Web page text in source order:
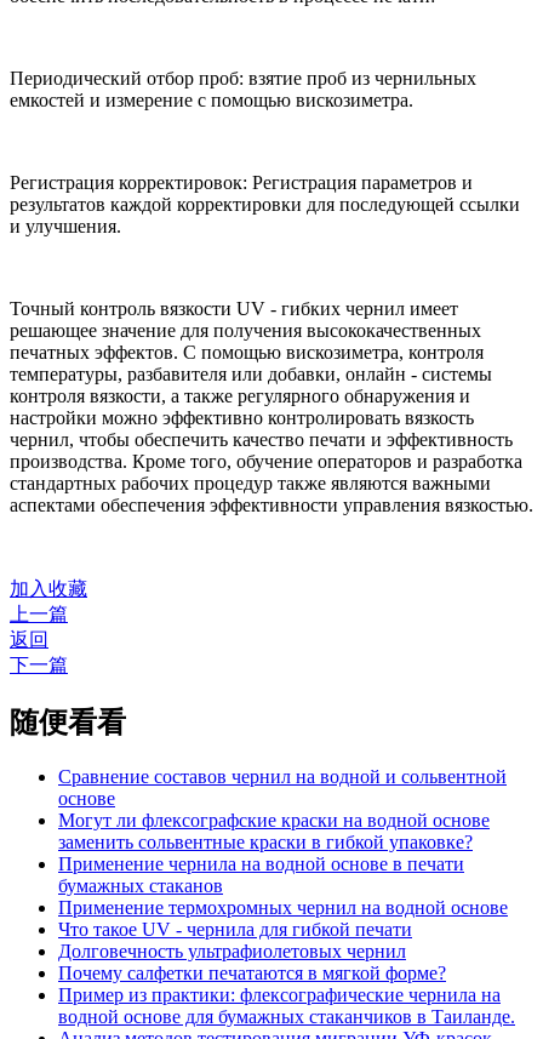
Периодический отбор проб: взятие проб из чернильных
емкостей и измерение с помощью вискозиметра.
Регистрация корректировок: Регистрация параметров и
результатов каждой корректировки для последующей ссылки
и улучшения.
Точный контроль вязкости UV - гибких чернил имеет
решающее значение для получения высококачественных
печатных эффектов. С помощью вискозиметра, контроля
температуры, разбавителя или добавки, онлайн - системы
контроля вязкости, а также регулярного обнаружения и
настройки можно эффективно контролировать вязкость
чернил, чтобы обеспечить качество печати и эффективность
производства. Кроме того, обучение операторов и разработка
стандартных рабочих процедур также являются важными
аспектами обеспечения эффективности управления вязкостью.
加入收藏
上一篇
返回
下一篇
随便看看
Сравнение составов чернил на водной и сольвентной
основе
Могут ли флексографские краски на водной основе
заменить сольвентные краски в гибкой упаковке?
Применение чернила на водной основе в печати
бумажных стаканов
Применение термохромных чернил на водной основе
Что такое UV - чернила для гибкой печати
Долговечность ультрафиолетовых чернил
Почему салфетки печатаются в мягкой форме?
Пример из практики: флексографические чернила на
водной основе для бумажных стаканчиков в Таиланде.